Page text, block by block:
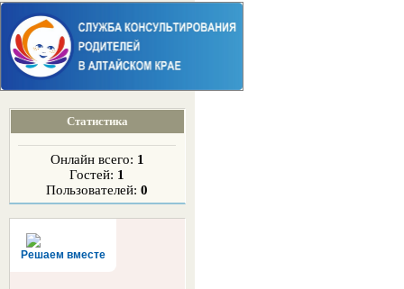
Статистика
Онлайн всего: 1
Гостей: 1
Пользователей:0
Решаем вместе